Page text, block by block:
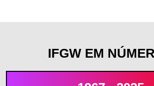
IFGW EM